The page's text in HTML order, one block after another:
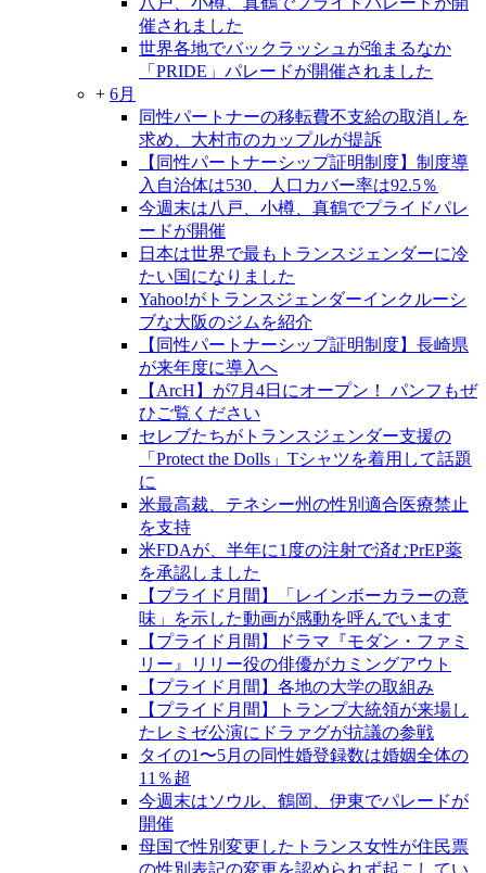
催されました
世界各地でバックラッシュが強まるなか
「PRIDE」パレードが開催されました
+ 6月
同性パートナーの移転費不支給の取消しを
求め、大村市のカップルが提訴
【同性パートナーシップ証明制度】制度導
入自治体は530、人口カバー率は92.5％
今週末は八戸、小樽、真鶴でプライドパレ
ードが開催
日本は世界で最もトランスジェンダーに冷
たい国になりました
Yahoo!がトランスジェンダーインクルーシ
ブな大阪のジムを紹介
【同性パートナーシップ証明制度】長崎県
が来年度に導入へ
【ArcH】が7月4日にオープン！ パンフもぜ
ひご覧ください
セレブたちがトランスジェンダー支援の
「Protect the Dolls」Tシャツを着用して話題
に
米最高裁、テネシー州の性別適合医療禁止
を支持
米FDAが、半年に1度の注射で済むPrEP薬
を承認しました
【プライド月間】「レインボーカラーの意
味」を示した動画が感動を呼んでいます
【プライド月間】ドラマ『モダン・ファミ
リー』リリー役の俳優がカミングアウト
【プライド月間】各地の大学の取組み
【プライド月間】トランプ大統領が来場し
たレミゼ公演にドラァグが抗議の参戦
タイの1〜5月の同性婚登録数は婚姻全体の
11％超
今週末はソウル、鶴岡、伊東でパレードが
開催
母国で性別変更したトランス女性が住民票
の性別表記の変更を認められず起こしてい